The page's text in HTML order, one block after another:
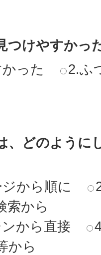
つけやすかっ
った
2.ふ
、どのように
から順に
索から
から直接
から